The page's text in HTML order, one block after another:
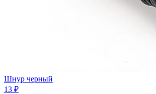
Шнур черный
13 ₽